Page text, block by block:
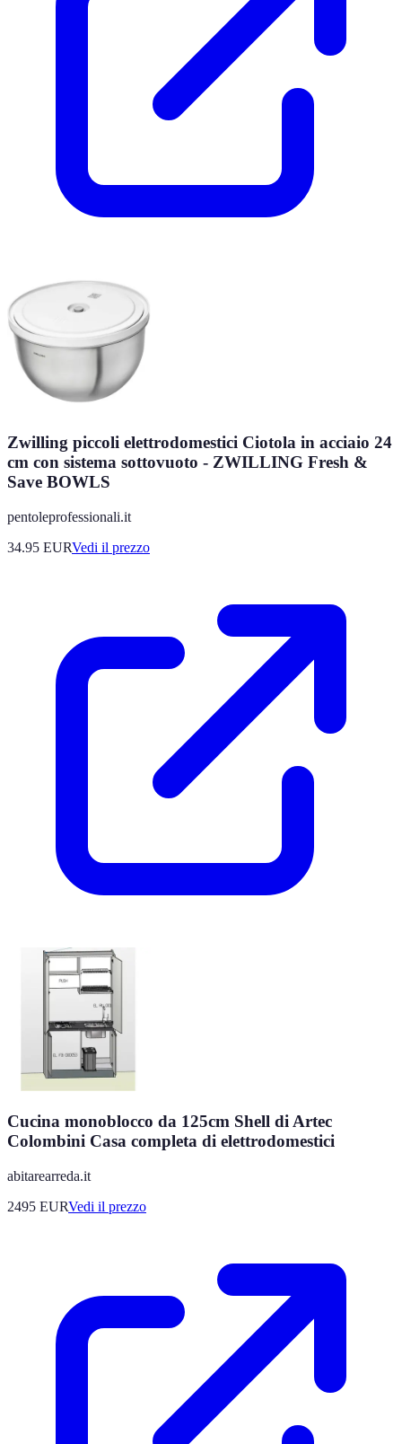
Zwilling piccoli elettrodomestici Ciotola in acciaio 24
cm con sistema sottovuoto - ZWILLING Fresh &
Save BOWLS
pentoleprofessionali.it
34.95 EURVedi il prezzo
Cucina monoblocco da 125cm Shell di Artec
Colombini Casa completa di elettrodomestici
abitarearreda.it
2495 EURVedi il prezzo